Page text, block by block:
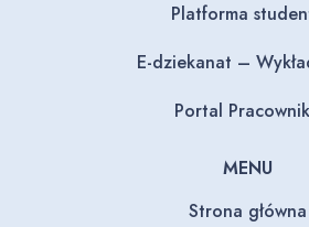
Platforma
E-dziekanat –
Portal
MENU
Strona główna